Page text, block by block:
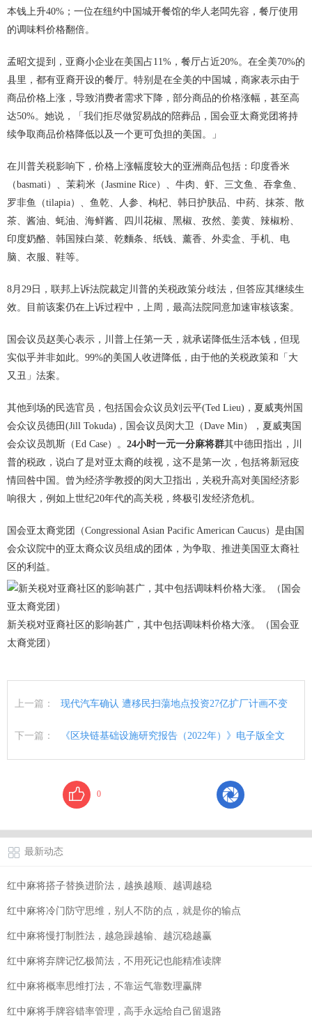
本钱上升40%；一位在纽约中国城开餐馆的华人老闆先容，餐厅使用
的调味料价格翻倍。
孟昭文提到，亚裔小企业在美国占11%，餐厅占近20%。在全美70%的
县里，都有亚裔开设的餐厅。特别是在全美的中国城，商家表示由于
商品价格上涨，导致消费者需求下降，部分商品的价格涨幅，甚至高
达50%。她说，「我们拒尽做贸易战的陪葬品，国会亚太裔党团将持
续争取商品价格降低以及一个更可负担的美国。」
在川普关税影响下，价格上涨幅度较大的亚洲商品包括：印度香米
（basmati）、茉莉米（Jasmine Rice）、牛肉、虾、三文鱼、吞拿鱼、
罗非鱼（tilapia）、鱼乾、人参、枸杞、韩日护肤品、中药、抹茶、散
茶、酱油、蚝油、海鲜酱、四川花椒、黑椒、孜然、姜黄、辣椒粉、
印度奶酪、韩国辣白菜、乾麵条、纸钱、薰香、外卖盒、手机、电
脑、衣服、鞋等。
8月29日，联邦上诉法院裁定川普的关税政策分歧法，但答应其继续生
效。目前该案仍在上诉过程中，上周，最高法院同意加速审核该案。
国会议员赵美心表示，川普上任第一天，就承诺降低生活本钱，但现
实似乎并非如此。99%的美国人收进降低，由于他的关税政策和「大
又丑」法案。
其他到场的民选官员，包括国会众议员刘云平(Ted Lieu)，夏威夷州国
会众议员德田(Jill Tokuda)，国会议员闵大卫（Dave Min），夏威夷国
会众议员凯斯（Ed Case）。 24小时一元一分麻将群其中德田指出，川
普的税政，说白了是对亚太裔的歧视，这不是第一次，包括将新冠疫
情回咎中国。曾为经济学教授的闵大卫指出，关税升高对美国经济影
响很大，例如上世纪20年代的高关税，终极引发经济危机。
国会亚太裔党团（Congressional Asian Pacific American Caucus）是由国
会众议院中的亚太裔众议员组成的团体，为争取、推进美国亚太裔社
区的利益。
新关税对亚裔社区的影响甚广，其中包括调味料价格大涨。（国会亚
太裔党团）
上一篇： 现代汽车确认 遭移民扫蕩地点投资27亿扩厂计画不变
下一篇： 《区块链基础设施研究报告（2022年）》电子版全文
0
最新动态
红中麻将搭子替换进阶法，越换越顺、越调越稳
红中麻将冷门防守思维，别人不防的点，就是你的输点
红中麻将慢打制胜法，越急躁越输、越沉稳越赢
红中麻将弃牌记忆极简法，不用死记也能精准读牌
红中麻将概率思维打法，不靠运气靠数理赢牌
红中麻将手牌容错率管理，高手永远给自己留退路